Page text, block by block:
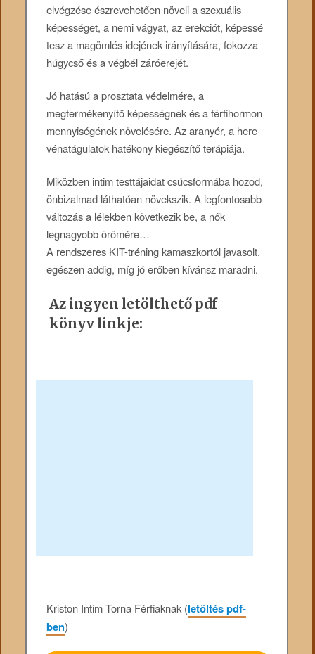
elvégzése észrevehetően növeli a szexuális
képességet, a nemi vágyat, az erekciót, képessé
tesz a magömlés idejének irányítására, fokozza
húgycső és a végbél záróerejét.
Jó hatású a prosztata védelmére, a
megtermékenyítő képességnek és a férfihormon
mennyiségének növelésére. Az aranyér, a here-
vénatágulatok hatékony kiegészítő terápiája.
Miközben intim testtájaidat csúcsformába hozod,
önbizalmad láthatóan növekszik. A legfontosabb
változás a lélekben következik be, a nők
legnagyobb örömére…
A rendszeres KIT-tréning kamaszkortól javasolt,
egészen addig, míg jó erőben kívánsz maradni.
Az ingyen letölthető pdf
könyv linkje:
Kriston Intim Torna Férfiaknak (letöltés pdf-
ben)